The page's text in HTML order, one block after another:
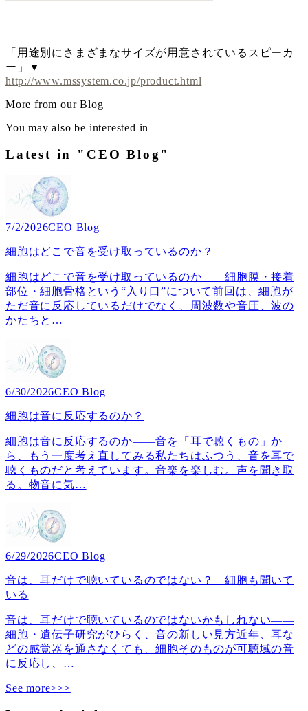
「用途別にさまざまなサイズが用意されているスピーカ
ー」▼
http://www.mssystem.co.jp/product.html
More from our Blog
You may also be interested in
Latest in "CEO Blog"
7/2/2026CEO Blog
細胞はどこで音を受け取っているのか？
細胞はどこで音を受け取っているのか――細胞膜・接着
部位・細胞骨格という“入り口”について前回は、細胞が
ただ音に反応しているだけでなく、周波数や音圧、波の
かたちと …
6/30/2026CEO Blog
細胞は音に反応するのか？
細胞は音に反応するのか――音を「耳で聴くもの」か
ら、もう一度考え直してみる私たちはふつう、音を耳で
聴くものだと考えています。音楽を楽しむ。声を聞き取
る。物音に気…
6/29/2026CEO Blog
音は、耳だけで聴いているのではない？ 細胞も聞いて
いる
音は、耳だけで聴いているのではないかもしれない――
細胞・遺伝子研究がひらく、音の新しい見方近年、耳な
どの感覚器を通さなくても、細胞そのものが可聴域の音
に反応し、 …
See more>>>